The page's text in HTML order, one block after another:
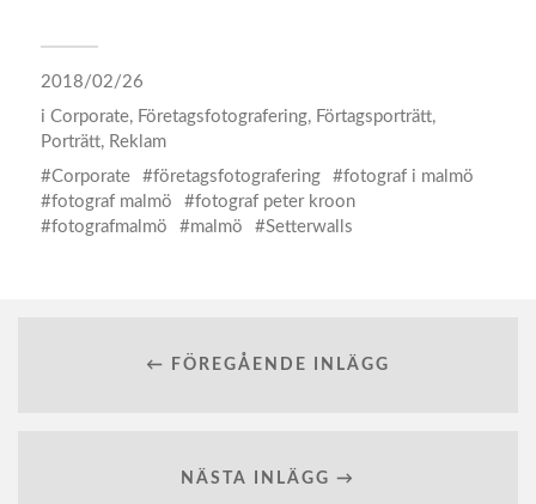
2018/02/26
i Corporate, Företagsfotografering, Förtagsporträtt,
Porträtt, Reklam
Corporate
företagsfotografering
fotograf i malmö
fotograf malmö
fotograf peter kroon
fotografmalmö
malmö Setterwalls
← FÖREGÅENDE INLÄGG
NÄSTA INLÄGG →